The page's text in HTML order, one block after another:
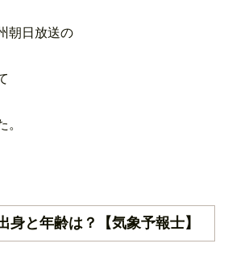
朝日放送の
。
身と年齢は？【気象予報士】